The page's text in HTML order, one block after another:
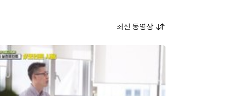
최신 동영상